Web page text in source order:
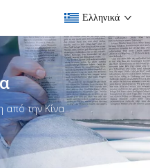
Ελληνικά
από την Κίνα